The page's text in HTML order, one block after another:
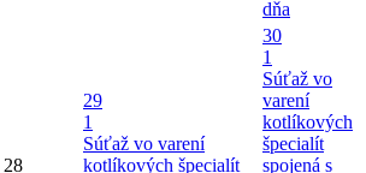
dňa
28
29
1
Súťaž vo varení
kotlíkových špecialít
30
1
Súťaž vo
varení
kotlíkových
špecialít
spojená s